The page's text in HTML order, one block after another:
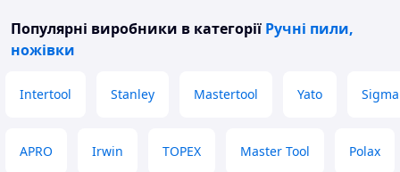
Популярні виробники в категорії Ручні пили,
ножівки
Intertool Stanley Mastertool Yato Sigma
APRO Irwin TOPEX Master Tool Polax